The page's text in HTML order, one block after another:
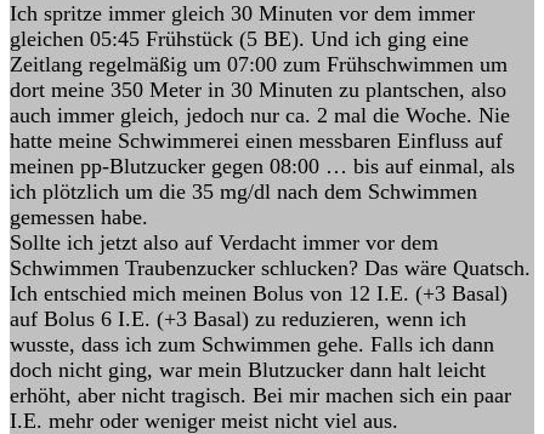
Ich spritze immer gleich 30 Minuten vor dem immer
gleichen 05:45 Frühstück (5 BE). Und ich ging eine
Zeitlang regelmäßig um 07:00 zum Frühschwimmen um
dort meine 350 Meter in 30 Minuten zu plantschen, also
auch immer gleich, jedoch nur ca. 2 mal die Woche. Nie
hatte meine Schwimmerei einen messbaren Einfluss auf
meinen pp-Blutzucker gegen 08:00 … bis auf einmal, als
ich plötzlich um die 35 mg/dl nach dem Schwimmen
gemessen habe.
Sollte ich jetzt also auf Verdacht immer vor dem
Schwimmen Traubenzucker schlucken? Das wäre Quatsch.
Ich entschied mich meinen Bolus von 12 I.E. (+3 Basal)
auf Bolus 6 I.E. (+3 Basal) zu reduzieren, wenn ich
wusste, dass ich zum Schwimmen gehe. Falls ich dann
doch nicht ging, war mein Blutzucker dann halt leicht
erhöht, aber nicht tragisch. Bei mir machen sich ein paar
I.E. mehr oder weniger meist nicht viel aus.